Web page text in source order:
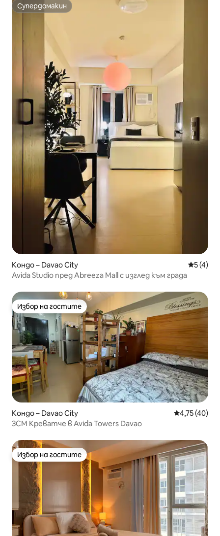
Супердомакин
Супердомакин
Кондо – Davao City Средна
5 (4)
Avida Studio пред Abreeza Mall с изглед към града
Избор на гостите
Избор на гостите
Кондо – Davao City Средна
4,75 (40)
3CM Креватче в Avida Towers Davao
Избор на гостите
Избор на гостите